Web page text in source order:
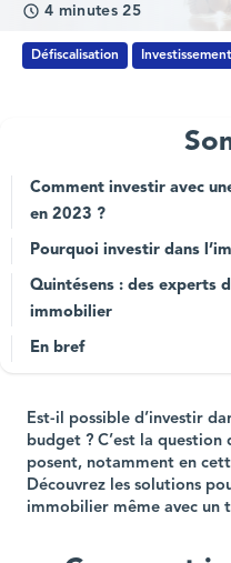
4 minutes 25
Défiscalisation
Comment investir avec
en 2023 ?
Pourquoi investir dans
Quintésens : des experts
immobilier
En bref
Est-il possible d’investir
budget ? C’est la question
posent, notamment en
Découvrez les solutions
immobilier même avec